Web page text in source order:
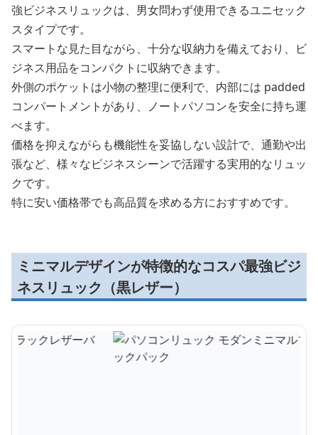
強ビジネスリュックは、男女問わず使用できるユニセック
スタイプです。
スマートな見た目ながら、十分な収納力を備えており、ビ
ジネス用品をコンパクトに収納できます。
外側のポケットは小物の整理に便利で、内部には padded
コンパートメントがあり、ノートパソコンを安全に持ち運
べます。
価格を抑えながらも機能性を妥協しない設計で、通勤や出
張など、様々なビジネスシーンで活躍する実用的なリュッ
クです。
特に安い価格帯でも高品質を求める方におすすめです。
ミニマルデザインが特徴的なコスパ最強ビジ
ネスリュック（黒レザー）